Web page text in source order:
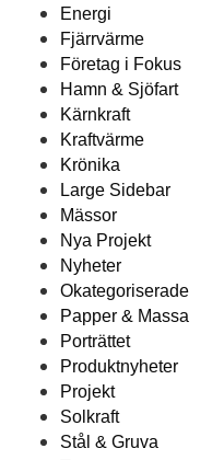
Energi
Fjärrvärme
Företag i Fokus
Hamn & Sjöfart
Kärnkraft
Kraftvärme
Krönika
Large Sidebar
Mässor
Nya Projekt
Nyheter
Okategoriserade
Papper & Massa
Porträttet
Produktnyheter
Projekt
Solkraft
Stål & Gruva